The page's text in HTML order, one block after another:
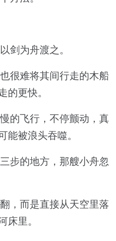
剑为舟渡之。
很难将其间行走的木船
的更快。
的飞行，不停颤动，真
能被浪头吞噬。
步的地方，那艘小舟忽
，而是直接从天空里落
床里。